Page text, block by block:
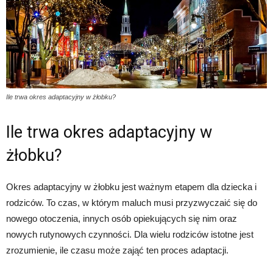
Ile trwa okres adaptacyjny w żłobku?
Ile trwa okres adaptacyjny w
żłobku?
Okres adaptacyjny w żłobku jest ważnym etapem dla dziecka i
rodziców. To czas, w którym maluch musi przyzwyczaić się do
nowego otoczenia, innych osób opiekujących się nim oraz
nowych rutynowych czynności. Dla wielu rodziców istotne jest
zrozumienie, ile czasu może zająć ten proces adaptacji.